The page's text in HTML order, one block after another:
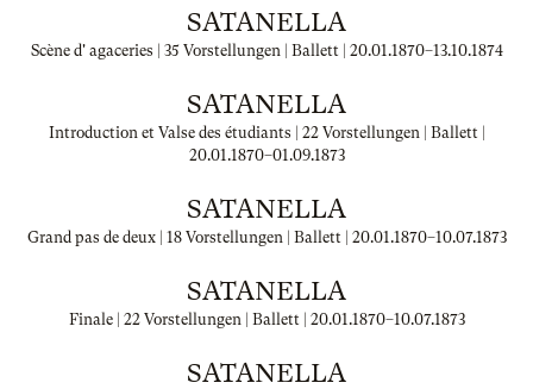
SATANELLA
Scène d' agaceries | 35 Vorstellungen | Ballett | 20.01.1870–13.10.1874
SATANELLA
Introduction et Valse des étudiants | 22 Vorstellungen | Ballett |
20.01.1870–01.09.1873
SATANELLA
Grand pas de deux | 18 Vorstellungen | Ballett | 20.01.1870–10.07.1873
SATANELLA
Finale | 22 Vorstellungen | Ballett | 20.01.1870–10.07.1873
SATANELLA